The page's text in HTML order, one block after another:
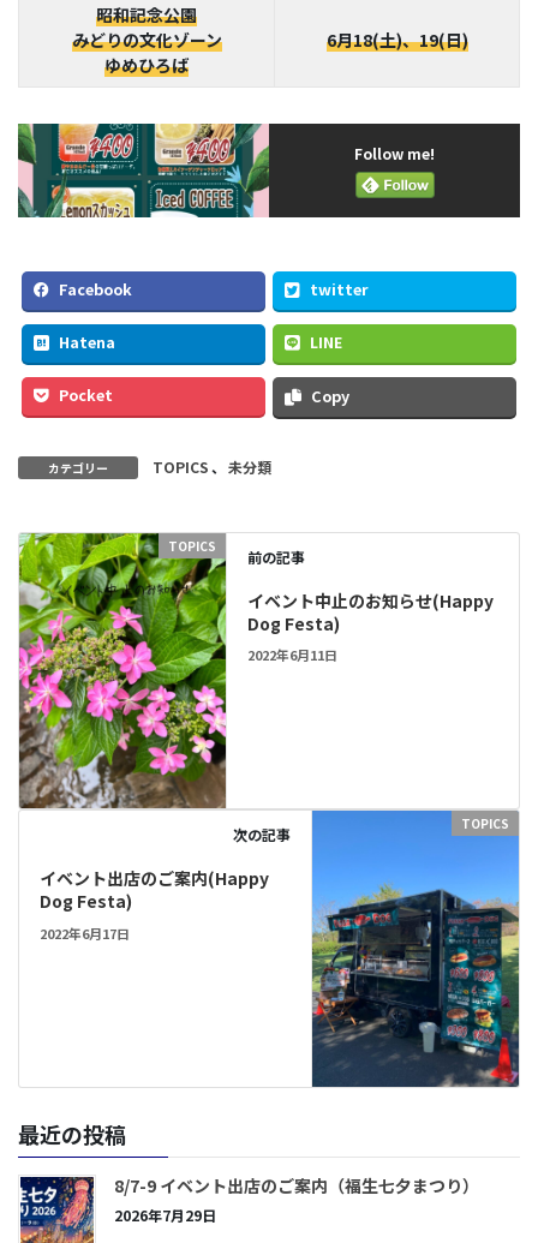
昭和記念公園
みどりの文化ゾーン
ゆめひろば
6月18(土)、19(日)
Follow me!
Facebook twitter
Hatena LINE
Pocket Copy
カテゴリー TOPICS、 未分類
TOPICS
前の記事
イベント中止のお知らせ(Happy
Dog Festa)
2022年6月11日
TOPICS
次の記事
イベント出店のご案内(Happy
Dog Festa)
2022年6月17日
最近の投稿
8/7-9 イベント出店のご案内（福生七夕まつり）
2026年7月29日